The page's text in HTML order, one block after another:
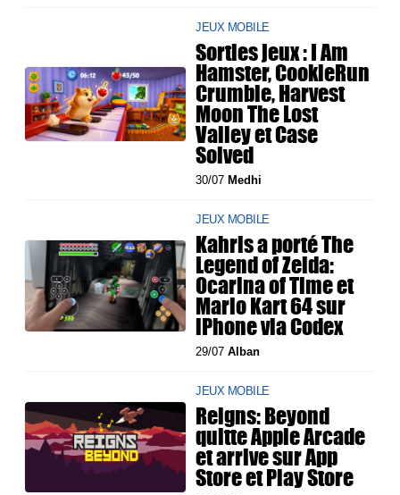
JEUX MOBILE
Sorties jeux : I Am
Hamster, CookieRun
Crumble, Harvest
Moon The Lost
Valley et Case
Solved
30/07 Medhi
JEUX MOBILE
Kahris a porté The
Legend of Zelda:
Ocarina of Time et
Mario Kart 64 sur
iPhone via Codex
29/07Alban
JEUX MOBILE
Reigns: Beyond
quitte Apple Arcade
et arrive sur App
Store et Play Store